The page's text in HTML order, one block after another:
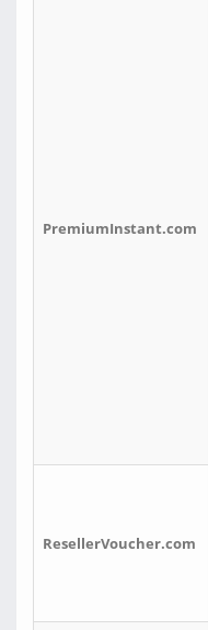
PremiumInstant.com
ResellerVoucher.com